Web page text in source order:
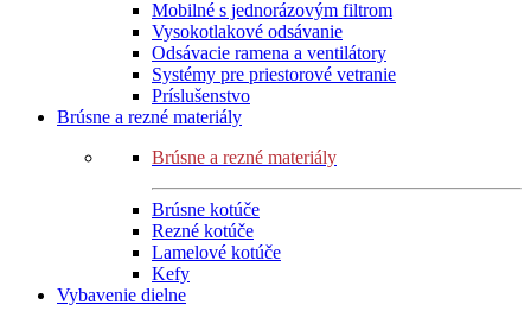
Mobilné s jednorázovým filtrom
Vysokotlakové odsávanie
Odsávacie ramena a ventilátory
Systémy pre priestorové vetranie
Príslušenstvo
Brúsne a rezné materiály
Brúsne a rezné materiály
Brúsne kotúče
Rezné kotúče
Lamelové kotúče
Kefy
Vybavenie dielne